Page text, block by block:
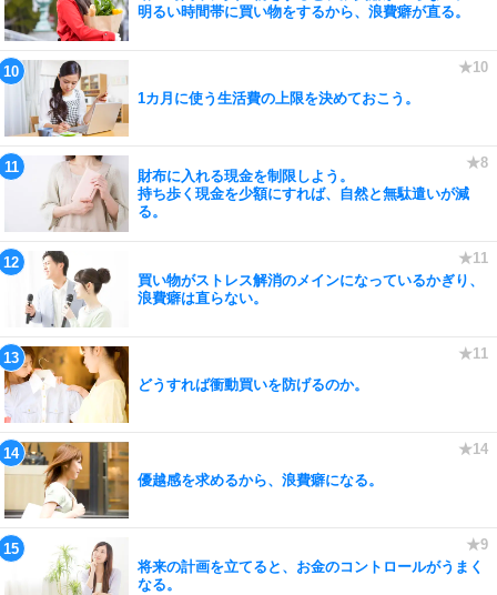
明るい時間帯に買い物をするから、浪費癖が直る。
1カ月に使う生活費の上限を決めておこう。
財布に入れる現金を制限しよう。
持ち歩く現金を少額にすれば、自然と無駄遣いが減
る。
買い物がストレス解消のメインになっているかぎり、
浪費癖は直らない。
どうすれば衝動買いを防げるのか。
優越感を求めるから、浪費癖になる。
将来の計画を立てると、お金のコントロールがうまく
なる。